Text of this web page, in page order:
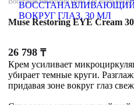
Muse Restoring EYE Cream 30
26 798 ₸
Крем усиливает
убирает темные круги.
придавая зоне вокруг глаз